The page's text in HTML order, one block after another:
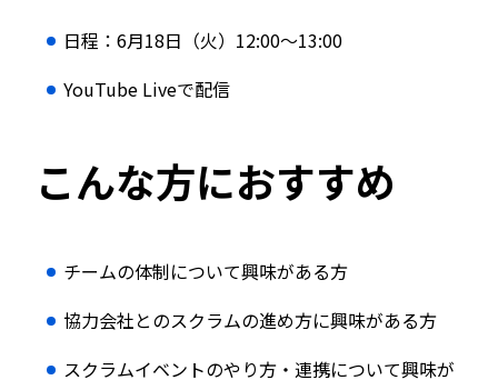
日程：6月18日（火）12:00〜13:00
YouTube Liveで配信
こんな方におすすめ
チームの体制について興味がある方
協力会社とのスクラムの進め方に興味がある方
スクラムイベントのやり方・連携について興味が